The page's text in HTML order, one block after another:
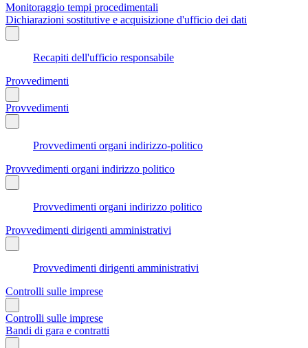
Monitoraggio tempi procedimentali
Dichiarazioni sostitutive e acquisizione d'ufficio dei dati
Recapiti dell'ufficio responsabile
Provvedimenti
Provvedimenti
Provvedimenti organi indirizzo-politico
Provvedimenti organi indirizzo politico
Provvedimenti organi indirizzo politico
Provvedimenti dirigenti amministrativi
Provvedimenti dirigenti amministrativi
Controlli sulle imprese
Controlli sulle imprese
Bandi di gara e contratti